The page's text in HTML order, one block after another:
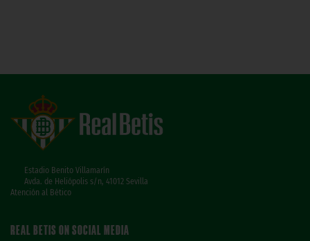
Estadio Benito Villamarín
Avda. de Heliópolis s/n, 41012 Sevilla
Atención al Bético
REAL BETIS ON SOCIAL MEDIA